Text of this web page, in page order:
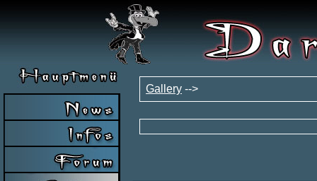
Gallery -->